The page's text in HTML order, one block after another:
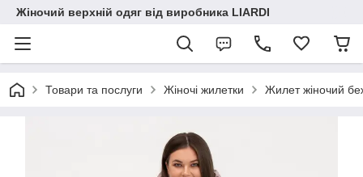
Жіночий верхній одяг від виробника LIARDI
Товари та послуги Жіночі жилетки Жилет жіночий